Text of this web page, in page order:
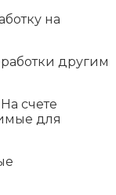
на
другим
счете
для